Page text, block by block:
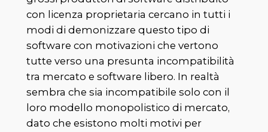
con licenza proprietaria cercano in tutti i
modi di demonizzare questo tipo di
software con motivazioni che vertono
tutte verso una presunta incompatibilità
tra mercato e software libero. In realtà
sembra che sia incompatibile solo con il
loro modello monopolistico di mercato,
dato che esistono molti motivi per